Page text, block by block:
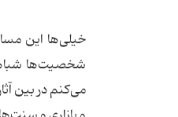
خیلی‌ها این
شخصیت‌ها
می‌‌كنم در بین